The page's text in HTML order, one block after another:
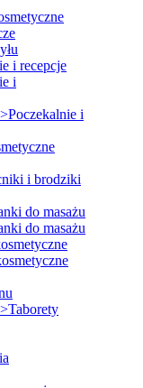
i recepcje
i
i
i brodziki
do masażu
do masażu